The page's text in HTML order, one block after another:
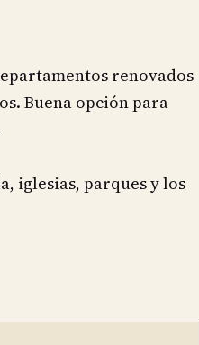
renovados
Buena opción para
iglesias, parques y los